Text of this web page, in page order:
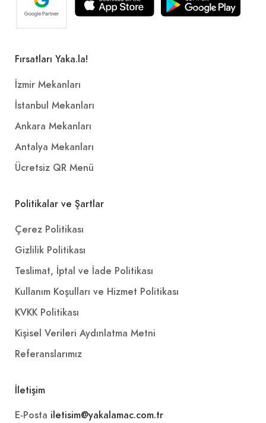
Fırsatları Yaka.la!
İzmir Mekanları
İstanbul Mekanları
Ankara Mekanları
Antalya Mekanları
Ücretsiz QR Menü
Politikalar ve Şartlar
Çerez Politikası
Gizlilik Politikası
Teslimat, İptal ve İade Politikası
Kullanım Koşulları ve Hizmet Politikası
KVKK Politikası
Kişisel Verileri Aydınlatma Metni
Referanslarımız
İletişim
E-Posta iletisim@yakalamac.com.tr